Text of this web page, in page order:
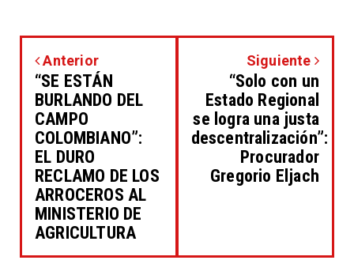
Anterior
“SE ESTÁN
BURLANDO DEL
CAMPO
COLOMBIANO”:
EL DURO
RECLAMO DE LOS
ARROCEROS AL
MINISTERIO DE
AGRICULTURA
Siguiente
“Solo con un
Estado Regional
se logra una justa
descentralización”:
Procurador
Gregorio Eljach